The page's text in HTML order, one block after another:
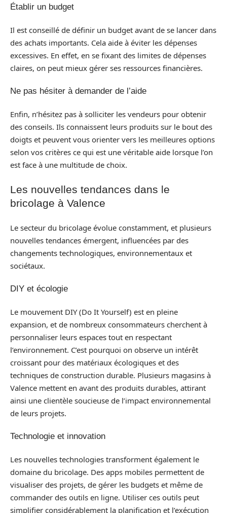
Établir un budget
Il est conseillé de définir un budget avant de se lancer dans
des achats importants. Cela aide à éviter les dépenses
excessives. En effet, en se fixant des limites de dépenses
claires, on peut mieux gérer ses ressources financières.
Ne pas hésiter à demander de l’aide
Enfin, n’hésitez pas à solliciter les vendeurs pour obtenir
des conseils. Ils connaissent leurs produits sur le bout des
doigts et peuvent vous orienter vers les meilleures options
selon vos critères ce qui est une véritable aide lorsque l’on
est face à une multitude de choix.
Les nouvelles tendances dans le
bricolage à Valence
Le secteur du bricolage évolue constamment, et plusieurs
nouvelles tendances émergent, influencées par des
changements technologiques, environnementaux et
sociétaux.
DIY et écologie
Le mouvement DIY (Do It Yourself) est en pleine
expansion, et de nombreux consommateurs cherchent à
personnaliser leurs espaces tout en respectant
l’environnement. C’est pourquoi on observe un intérêt
croissant pour des matériaux écologiques et des
techniques de construction durable. Plusieurs magasins à
Valence mettent en avant des produits durables, attirant
ainsi une clientèle soucieuse de l’impact environnemental
de leurs projets.
Technologie et innovation
Les nouvelles technologies transforment également le
domaine du bricolage. Des apps mobiles permettent de
visualiser des projets, de gérer les budgets et même de
commander des outils en ligne. Utiliser ces outils peut
simplifier considérablement la planification et l’exécution